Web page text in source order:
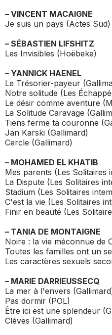
– VINCENT MACAIGNE
Je suis un pays (Actes Sud)
– SÉBASTIEN LIFSHITZ
Les Invisibles (Hoëbeke)
– YANNICK HAENEL
Le Trésorier-payeur
Notre solitude (Les
Le désir comme aventure
La Solitude Caravage
Tiens ferme ta couronne
Jan Karski (Gallimard)
Cercle (Gallimard)
– MOHAMED EL KHATIB
Mes parents (Les Solitaires
La Dispute (Les Solitaires
Stadium (Les Solitaires
C'est la vie (Les Solitaires
Finir en beauté (Les
– TANIA DE MONTAIGNE
Noire : la vie méconnue de
Toutes les familles ont un
Les caractères sexuels
– MARIE DARRIEUSSECQ
La mer à l'envers
Pas dormir (POL)
Être ici est une splendeur
Clèves (Gallimard)